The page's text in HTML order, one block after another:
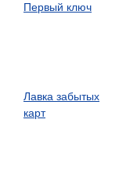
Первый ключ
Лавка забытых
карт